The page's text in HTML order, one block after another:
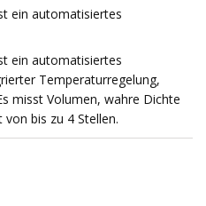
ein automatisiertes
ein automatisiertes
Temperaturregelung,
misst Volumen, wahre Dichte
bis zu 4 Stellen.